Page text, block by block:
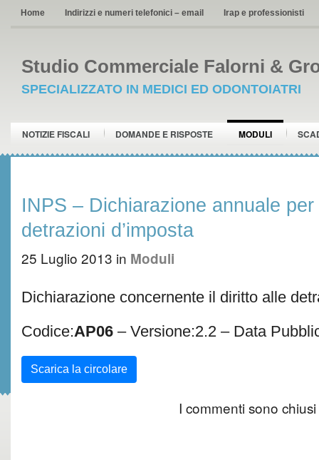
Home Indirizzi e numeri telefonici – email Irap e professionisti
Studio Commerciale Falorni &
SPECIALIZZATO IN MEDICI ED ODONTOIATRI
NOTIZIE FISCALI DOMANDE E RISPOSTE MODULI
INPS – Dichiarazione annuale
detrazioni d’imposta
25 Luglio 2013 in Moduli
Dichiarazione concernente il diritto alle
Codice:AP06 – Versione:2.2 – Data
Scarica la circolare
I commenti sono chiusi